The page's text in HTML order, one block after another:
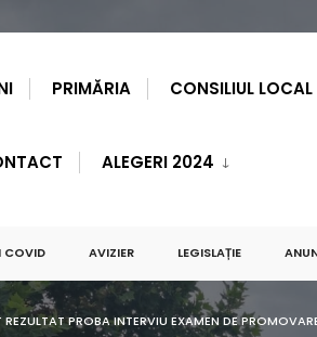
PRIMĂRIA CONSILIUL LOCAL
ALEGERI 2024
COVID AVIZIER LEGISLAȚIE
REZULTAT PROBA INTERVIU EXAMEN DE